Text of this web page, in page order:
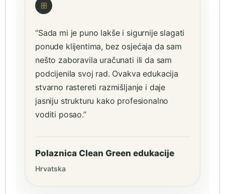
ꕥ
“Sada mi je puno lakše i sigurnije slagati
ponude klijentima, bez osjećaja da sam
nešto zaboravila uračunati ili da sam
podcijenila svoj rad. Ovakva edukacija
stvarno rastereti razmišljanje i daje
jasniju strukturu kako profesionalno
voditi posao.”
Polaznica Clean Green edukacije
Hrvatska